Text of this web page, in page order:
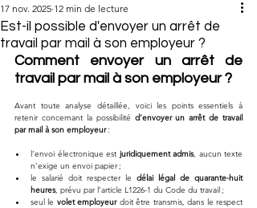
Est-il possible d'envoyer un arrêt de
travail par mail à son employeur ?
17 nov. 2025 12 min de lecture
Comment envoyer un arrêt de
travail par mail à son employeur ?
Avant toute analyse détaillée, voici les points essentiels à
retenir concernant la possibilité d’envoyer un arrêt de travail
par mail à son employeur :
l’envoi électronique est juridiquement admis, aucun texte
n’exige un envoi papier ;
le salarié doit respecter le délai légal de quarante-huit
heures, prévu par l’article L1226-1 du Code du travail ;
seul le volet employeur doit être transmis, dans le respect